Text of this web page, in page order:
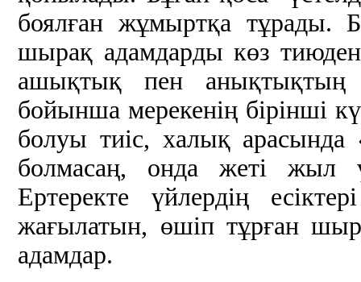
боялған жұмыртқа тұрады.
шырақ адамдарды көз
ашықтық пен анықтықтың
бойынша мерекенің бірінші
болуы тиіс, халық арасында
болмасаң, онда жеті жыл
Ертеректе үйлердің
жағылатын, өшіп тұрған
адамдар.